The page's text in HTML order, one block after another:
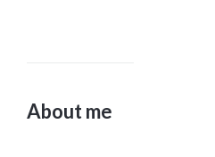
About me